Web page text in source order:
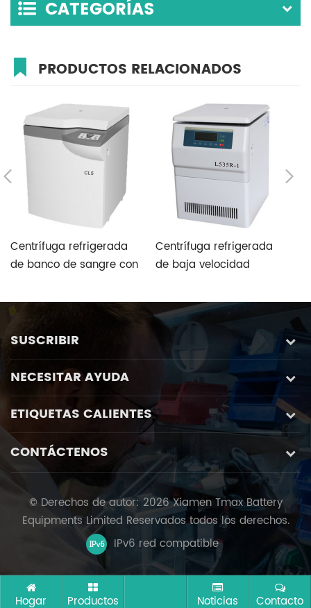
CATEGORÍAS
PRODUCTOS RELACIONADOS
Centrífuga refrigerada
de banco de sangre con
Centrífuga refrigerada
de baja velocidad
múltiples programas de
rutina
SUSCRIBIR
NECESITAR AYUDA
ETIQUETAS CALIENTES
CONTÁCTENOS
© Derechos de autor: 2026 Xiamen Tmax Battery
Equipments Limited Reservados todos los derechos.
IPv6 red compatible
Hogar Productos Noticias Contacto